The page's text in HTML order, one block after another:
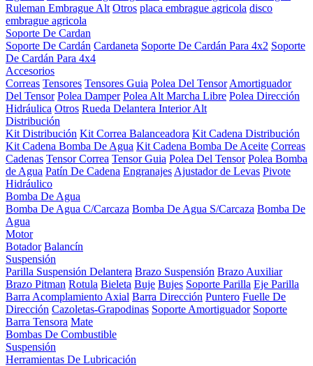
Ruleman Embrague Alt Otros placa embrague agricola disco
embrague agricola
Soporte De Cardan
Soporte De Cardán Cardaneta Soporte De Cardán Para 4x2 Soporte
De Cardán Para 4x4
Accesorios
Correas Tensores Tensores Guia Polea Del Tensor Amortiguador
Del Tensor Polea Damper Polea Alt Marcha Libre Polea Dirección
Hidráulica Otros Rueda Delantera Interior Alt
Distribución
Kit Distribución Kit Correa Balanceadora Kit Cadena Distribución
Kit Cadena Bomba De Agua Kit Cadena Bomba De Aceite Correas
Cadenas Tensor Correa Tensor Guia Polea Del Tensor Polea Bomba
de Agua Patín De Cadena Engranajes Ajustador de Levas Pivote
Hidráulico
Bomba De Agua
Bomba De Agua C/Carcaza Bomba De Agua S/Carcaza Bomba De
Agua
Motor
Botador Balancín
Suspensión
Parilla Suspensión Delantera Brazo Suspensión Brazo Auxiliar
Brazo Pitman Rotula Bieleta Buje Bujes Soporte Parilla Eje Parilla
Barra Acomplamiento Axial Barra Dirección Puntero Fuelle De
Dirección Cazoletas-Grapodinas Soporte Amortiguador Soporte
Barra Tensora Mate
Bombas De Combustible
Suspensión
Herramientas De Lubricación